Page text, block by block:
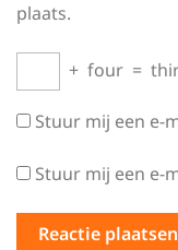
plaats.
+ four =
Stuur mij een e-
Stuur mij een e-